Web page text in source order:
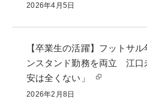
2026年4月5日
【卒業生の活躍】フットサ
ンスタンド勤務を両立 江口
安は全くない」
2026年2月8日